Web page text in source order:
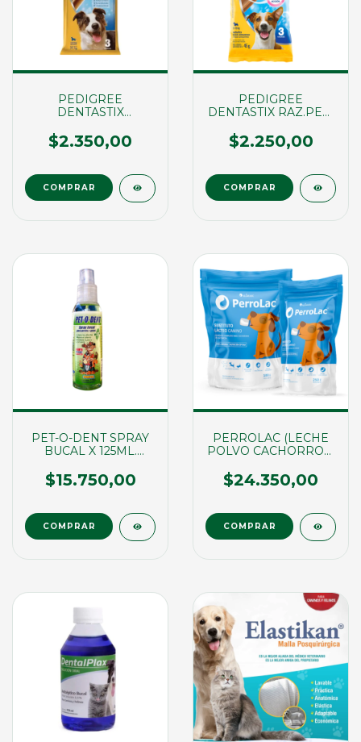
PEDIGREE
DENTASTIX
3UND (03221)
$2.350,00
PEDIGREE
DENTASTIX RAZ.PEQ.
$2.250,00
PET-O-DENT SPRAY
BUCAL X 125ML.
$15.750,00
PERROLAC (LECHE
POLVO CACHORROS)
$24.350,00